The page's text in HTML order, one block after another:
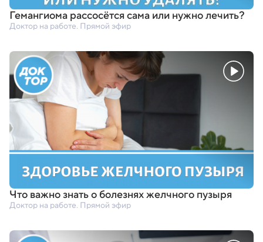
Гемангиома рассосётся сама или нужно лечить?
Доктор на работе. Прямой эфир
Что важно знать о болезнях желчного пузыря
Доктор на работе. Прямой эфир